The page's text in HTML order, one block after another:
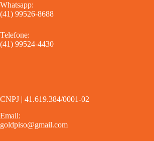
Whatsapp:
(41) 99526-8688
Telefone:
(41) 99524-4430
CNPJ | 41.619.384/0001-02
Email:
goldpiso@gmail.com